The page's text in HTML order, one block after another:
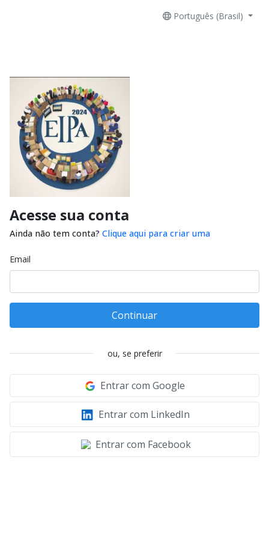
Português (Brasil)
Acesse sua conta
Ainda não tem conta? Clique aqui para criar uma
Email
Continuar
ou, se preferir
Entrar com Google
Entrar com LinkedIn
Entrar com Facebook